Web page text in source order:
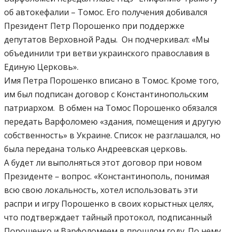
об автокефалии – Томос. Его получения добивался
Президент Петр Порошенко при поддержке
депутатов Верховной Рады. Он подчеркивал: «Мы
объединили три ветви украинского православия в
Единую Церковь».
Имя Петра Порошенко вписано в Томос. Кроме того,
им был подписан договор с Константинопольским
патриархом. В обмен на Томос Порошенко обязался
передать Варфоломею «здания, помещения и другую
собственность» в Украине. Список не разглашался, но
была передана только Андреевская церковь.
А будет ли выполняться этот договор при новом
Президенте – вопрос. «Константинополь, понимая
всю свою локальность, хотел использовать эти
распри и игру Порошенко в своих корыстных целях,
что подтверждает тайный протокол, подписанный